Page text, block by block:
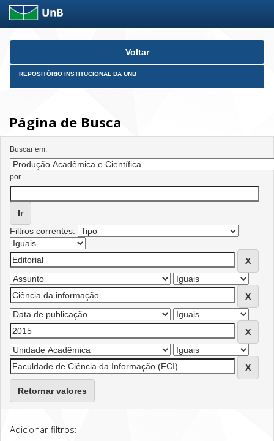
Skip
Voltar
REPOSITÓRIO INSTITUCIONAL DA UNB
Página de Busca
Buscar em:
por
Filtros correntes:
Retornar valores
Adicionar filtros: